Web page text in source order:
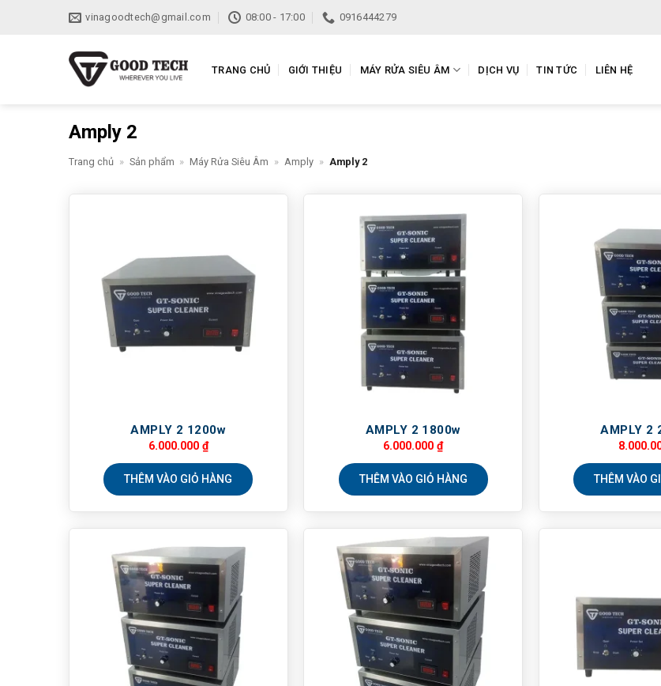
vinagoodtech@gmail.com 08:00 - 17:00 0916444279
TRANG CHỦ GIỚI THIỆU MÁY RỬA SIÊU ÂM DỊCH VỤ TIN TỨC LIÊN HỆ
Amply 2
Trang chủ » Sản phẩm » Máy Rửa Siêu Âm » Amply » Amply 2
AMPLY 2 1200w
6.000.000 ₫
THÊM VÀO GIỎ HÀNG
AMPLY 2 1800w
6.000.000₫
THÊM VÀO GIỎ HÀNG
AMPLY 2
THÊM VÀO